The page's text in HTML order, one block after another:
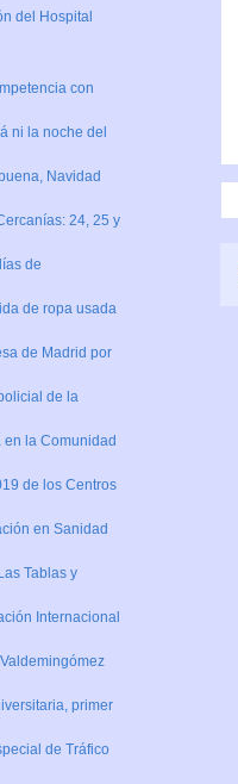
del Hospital
con
ni la noche del
Navidad
24, 25 y
de
de ropa usada
de Madrid por
de la
en la Comunidad
de los Centros
en Sanidad
Tablas y
Internacional
primer
de Tráfico